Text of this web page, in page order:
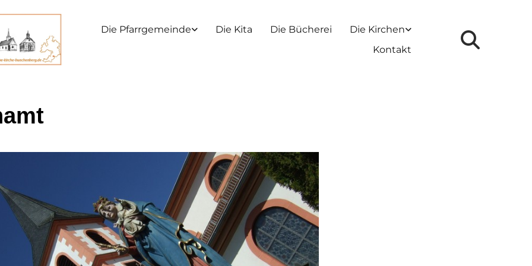
Die Pfarrgemeinde Die Kita Die Bücherei
Die Kirchen
Kontakt